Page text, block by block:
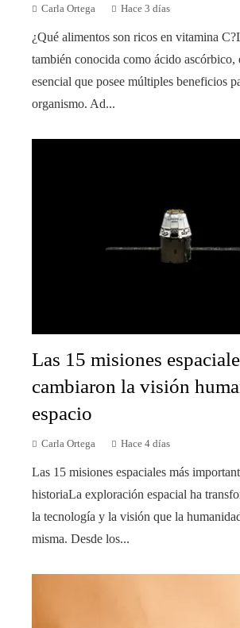
Carla Ortega Hace 3 días
¿Qué alimentos son ricos en vitamina
también conocida como ácido ascórbico,
esencial que posee múltiples beneficios
organismo. Ad...
Las 15 misiones
cambiaron la visión
espacio
Carla Ortega Hace 4 días
Las 15 misiones espaciales más
historiaLa exploración espacial ha
la tecnología y la visión que la
misma. Desde los...